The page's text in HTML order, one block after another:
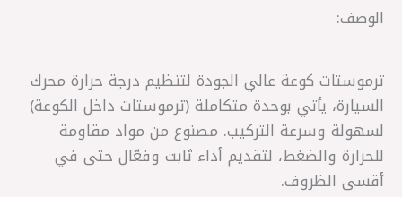
الوصف:
ترموستات كوعة عالي الجودة لتنظيم درجة حرارة محرك
السيارة، يأتي بوحدة متكاملة (ثرموستات داخل الكوعة)
لسهولة وسرعة التركيب. مصنوع من مواد مقاومة
للحرارة والضغط، لتقديم أداء ثابت وفعّال حتى في
أقسى الظروف.